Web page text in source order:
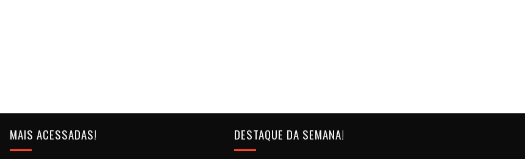
MAIS ACESSADAS! DESTAQUE DA SEMANA!